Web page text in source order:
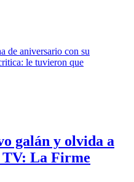
galán y olvida a
TV: La Firme